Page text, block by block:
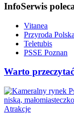
InfoSerwis
Vitanea
Przyroda Polska
Teletubis
PSSE Poznan
Warto przeczytać
Atrakcje